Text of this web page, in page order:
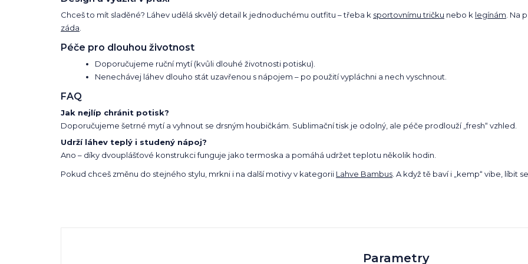
Chceš to mít sladěné? Láhev udělá skvělý detail k jednoduchému outfitu – třeba k sportovnímu tričku nebo k legínám . Na
záda
Péče pro dlouhou životnost
Doporučujeme ruční mytí (kvůli dlouhé životnosti potisku).
Nenechávej láhev dlouho stát uzavřenou s nápojem – po použití vypláchni a nech vyschnout.
FAQ
Jak nejlíp chránit potisk?
Doporučujeme šetrné mytí a vyhnout se drsným houbičkám. Sublimační tisk je odolný, ale péče prodlouží „fresh“ vzhled.
Udrží láhev teplý i studený nápoj?
Ano – díky dvouplášťové konstrukci funguje jako termoska a pomáhá udržet teplotu několik hodin.
Pokud chceš změnu do stejného stylu, mrkni i na další motivy v kategorii Lahve Bambus . A když tě baví i „kemp“ vibe, líbit
Parametry